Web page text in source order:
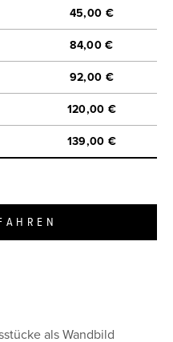
45,00 €
84,00 €
92,00 €
120,00 €
139,00 €
(370 g/m²)
Oberfläche
als Wandbild